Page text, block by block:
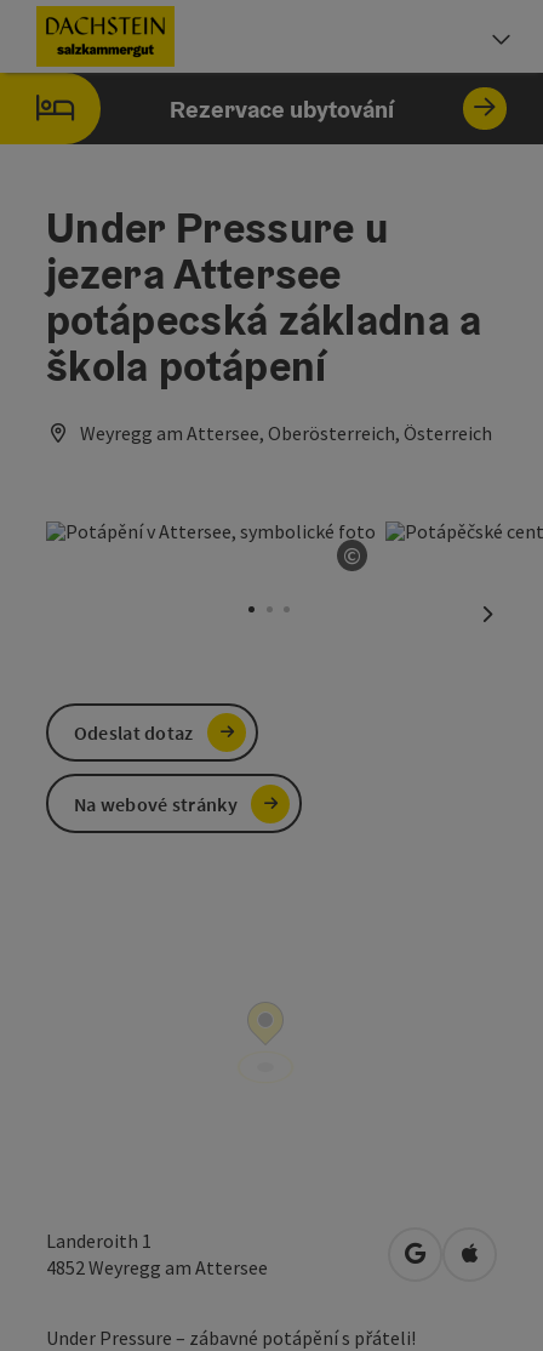
ObsahAccesskey
[0]
NavigaceAccesskey
[1]
Začátek stránky
Rezervace ubytování
Under Pressure u
jezera Attersee
potápecská základna a
škola potápení
Weyregg am Attersee, Oberösterreich, Österreich
©
Landeroith 1
4852 Weyregg am Attersee Otevřít vOtevřít
Under Pressure – zábavné potápění s přáteli!
Odeslat dotaz
Na webové stránky